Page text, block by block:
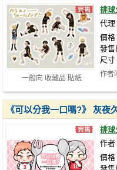
一般向 收藏品 貼紙
排球
代理
價格
發售
尺
作者
《可以分我一口嗎?》 灰夜
排球
作者
價格